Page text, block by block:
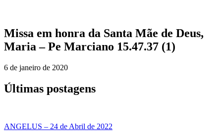
Missa em honra da Santa Mãe de Deus,
Maria – Pe Marciano 15.47.37 (1)
6 de janeiro de 2020
Últimas postagens
ANGELUS – 24 de Abril de 2022